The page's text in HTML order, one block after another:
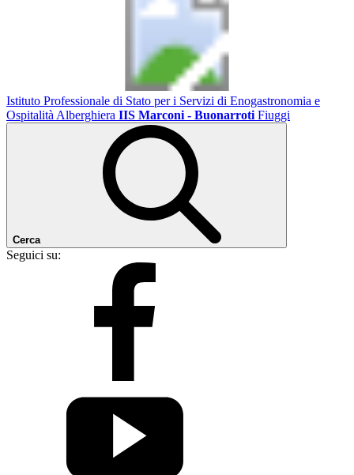
Istituto Professionale di Stato per i Servizi di Enogastronomia e
Ospitalità Alberghiera IIS Marconi - Buonarroti Fiuggi
Cerca
Seguici su: